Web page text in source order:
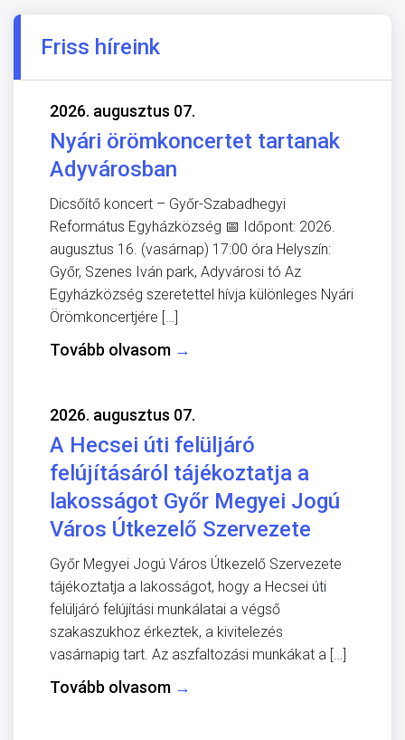
Friss híreink
2026. augusztus 07.
Nyári örömkoncertet tartanak
Adyvárosban
Dicsőítő koncert – Győr-Szabadhegyi
Református Egyházközség 📅 Időpont: 2026.
augusztus 16. (vasárnap) 17:00 óra Helyszín:
Győr, Szenes Iván park, Adyvárosi tó Az
Egyházközség szeretettel hívja különleges Nyári
Örömkoncertjére […]
Tovább olvasom →
2026. augusztus 07.
A Hecsei úti felüljáró
felújításáról tájékoztatja a
lakosságot Győr Megyei Jogú
Város Útkezelő Szervezete
Győr Megyei Jogú Város Útkezelő Szervezete
tájékoztatja a lakosságot, hogy a Hecsei úti
felüljáró felújítási munkálatai a végső
szakaszukhoz érkeztek, a kivitelezés
vasárnapig tart. Az aszfaltozási munkákat a […]
Tovább olvasom →